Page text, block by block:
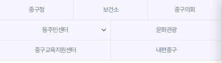
중구청 보건소 중구의회
동주민센터 문화관광
중구교육지원센터 내편중구